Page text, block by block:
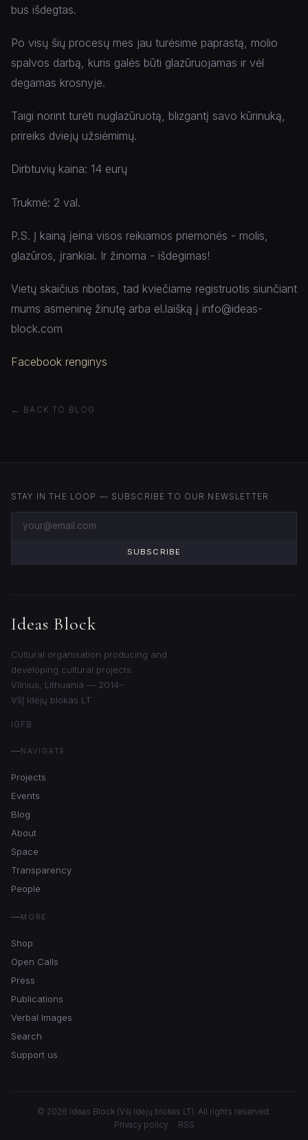
bus išdegtas.
Po visų šių procesų mes jau turėsime paprastą, molio
spalvos darbą, kuris galės būti glazūruojamas ir vėl
degamas krosnyje.
Taigi norint turėti nuglazūruotą, blizgantį savo kūrinuką,
prireiks dviejų užsiėmimų.
Dirbtuvių kaina: 14 eurų
Trukmė: 2 val.
P.S. Į kainą įeina visos reikiamos priemonės - molis,
glazūros, įrankiai. Ir žinoma - išdegimas!
Vietų skaičius ribotas, tad kviečiame registruotis siunčiant
mums asmeninę žinutę arba el.laišką į info@ideas-
block.com
Facebook renginys
← BACK TO BLOG
STAY IN THE LOOP — SUBSCRIBE TO OUR NEWSLETTER
SUBSCRIBE
Ideas Block
Cultural organisation producing and
developing cultural projects.
Vilnius, Lithuania — 2014–
VšĮ Idėjų blokas LT
IG FB
NAVIGATE
Projects
Events
Blog
About
Space
Transparency
People
MORE
Shop
Open Calls
Press
Publications
Verbal Images
Search
Support us
© 2026 Ideas Block (VšĮ Idėjų blokas LT). All rights reserved.
Privacy policy· RSS